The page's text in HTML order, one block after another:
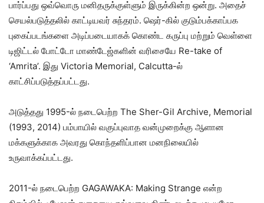
பார்ப்பது ஒவ்வொரு மனிதருக்குள்ளும் இருக்கின்ற ஒன்று. அதைச்
செயல்படுத்தலில் காட்டியவர் சுந்தரம். ஷெர்-கில் குடும்பக்காப்பக
புகைப்படங்களை அடிப்படையாகக் கொண்ட கருப்பு மற்றும் வெள்ளை
டிஜிட்டல் போட்டோ மாண்டேஜ்களின் வரிசையே Re-take of
‘Amrita’. இது Victoria Memorial, Calcutta-ல்
காட்சிப்படுத்தப்பட்டது.
அடுத்தது 1995-ல் நடைபெற்ற The Sher-Gil Archive, Memorial
(1993, 2014) பம்பாயில் வகுப்புவாத வன்முறைக்கு ஆளான
மக்களுக்காக அவரது கொந்தளிப்பான மனநிலையில்
உருவாக்கப்பட்டது.
2011-ல் நடைபெற்ற GAGAWAKA: Making Strange என்ற